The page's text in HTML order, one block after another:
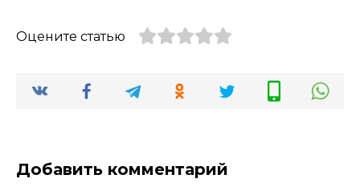
Оцените статью
Добавить комментарий